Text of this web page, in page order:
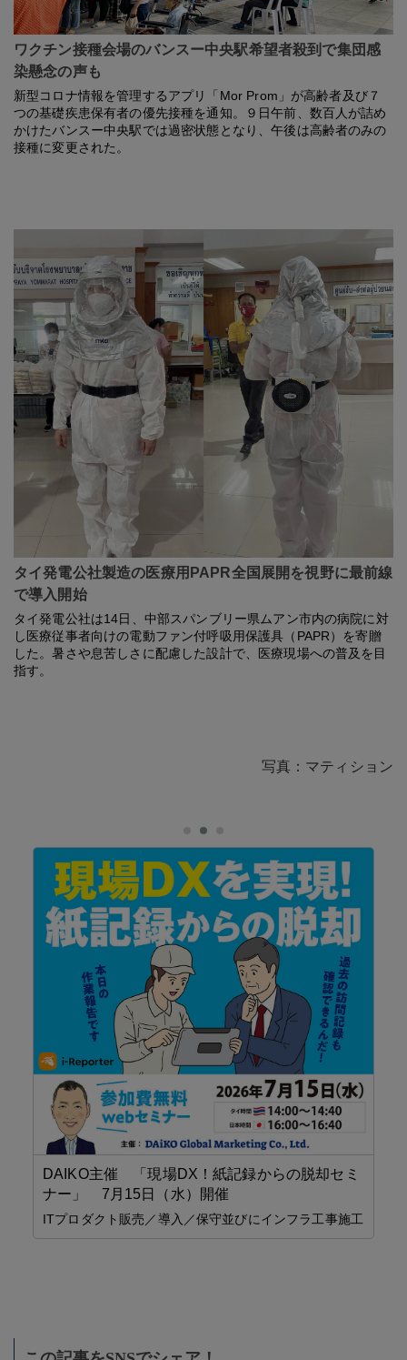
ワクチン接種会場のバンスー中央駅希望者殺到で集団感
染懸念の声も
新型コロナ情報を管理するアプリ「Mor Prom」が高齢者及び７
つの基礎疾患保有者の優先接種を通知。９日午前、数百人が詰め
かけたバンスー中央駅では過密状態となり、午後は高齢者のみの
接種に変更された。
タイ発電公社製造の医療用PAPR全国展開を視野に最前線
で導入開始
タイ発電公社は14日、中部スパンブリー県ムアン市内の病院に対
し医療従事者向けの電動ファン付呼吸⽤保護具（PAPR）を寄贈
した。暑さや息苦しさに配慮した設計で、医療現場への普及を目
指す。
写真：マティション
DAIKO主催 「現場DX！紙記録からの脱却セミ
ナー」 7月15日（水）開催
ITプロダクト販売／導入／保守並びにインフラ工事施工